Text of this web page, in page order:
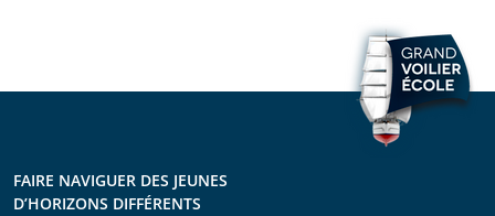
FAIRE NAVIGUER DES JEUNES
D’HORIZONS DIFFÉRENTS